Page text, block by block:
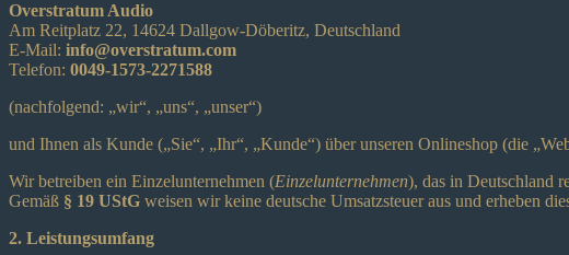
Overstratum Audio
Am Reitplatz 22, 14624 Dallgow-Döberitz, Deutschland
E-Mail: info@overstratum.com
Telefon: 0049-1573-2271588
(nachfolgend: „wir“, „uns“, „unser“)
und Ihnen als Kunde („Sie“, „Ihr“, „Kunde“) über unseren Onlineshop (die
Wir betreiben ein Einzelunternehmen (Einzelunternehmen), das in Deutschland
Gemäß § 19 UStG weisen wir keine deutsche Umsatzsteuer aus und erheben
2. Leistungsumfang